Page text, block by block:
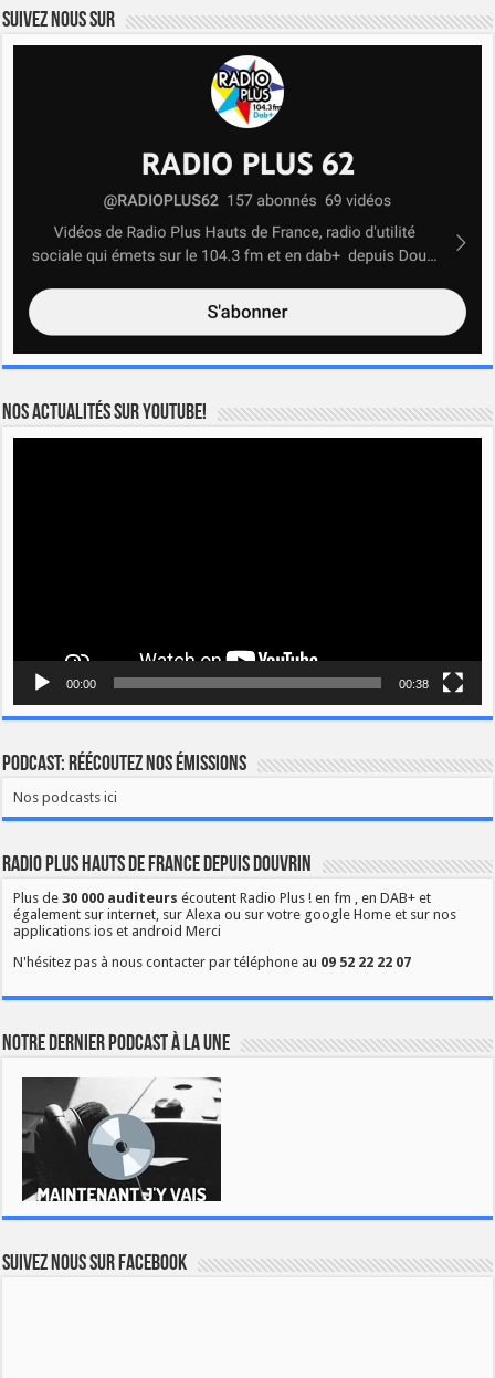
Suivez nous sur
Nos actualités sur YOUTUBE!
00:00 00:38
Podcast: Réécoutez nos émissions
Nos podcasts ici
Radio Plus Hauts de France depuis Douvrin
Plus de30 000 auditeurs écoutent Radio Plus ! en fm , en DAB+ et
également sur internet, sur Alexa ou sur votre google Home et sur nos
applications ios et android Merci
N'hésitez pas à nous contacter par téléphone au 09 52 22 22 07
Notre dernier podcast à la une
Suivez nous sur Facebook